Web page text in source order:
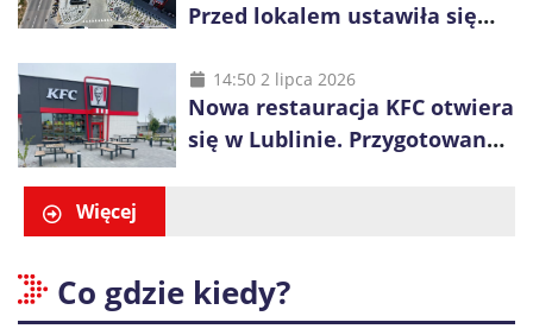
Przed lokalem ustawiła się
14:50 2 lipca 2026
Nowa restauracja KFC otwiera
się w Lublinie. Przygotowano
Więcej
Co gdzie kiedy?